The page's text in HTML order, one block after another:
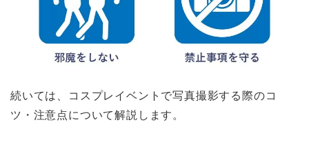
続いては、コスプレイベントで写真撮影する際のコ
ツ・注意点について解説します。